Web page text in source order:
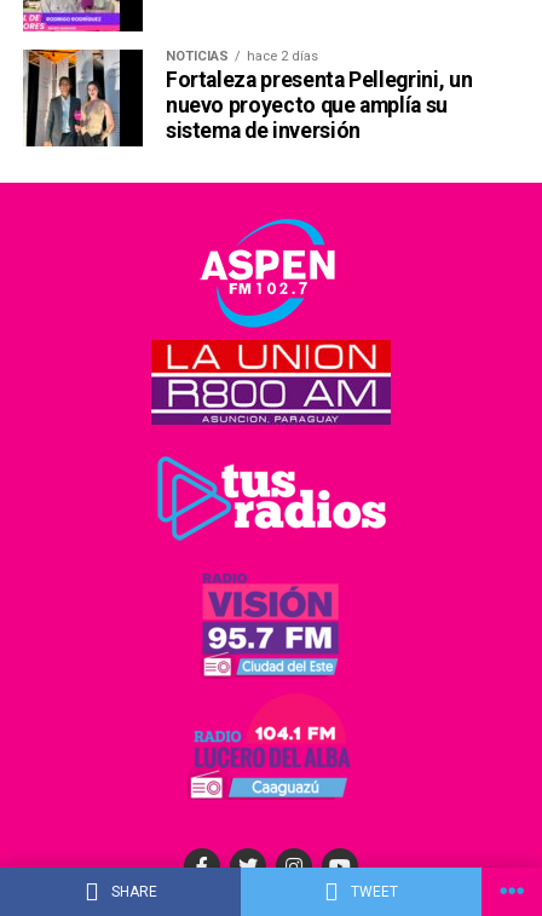
SHARE TWEET
NOTICIAS hace 2 días
Fortaleza presenta Pellegrini, un
nuevo proyecto que amplía su
sistema de inversión